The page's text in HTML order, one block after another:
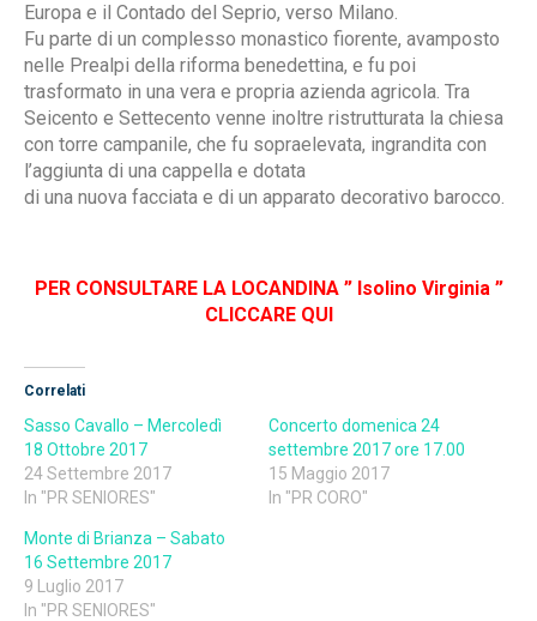
Europa e il Contado del Seprio, verso Milano.
Fu parte di un complesso monastico fiorente, avamposto
nelle Prealpi della riforma benedettina, e fu poi
trasformato in una vera e propria azienda agricola. Tra
Seicento e Settecento venne inoltre ristrutturata la chiesa
con torre campanile, che fu sopraelevata, ingrandita con
l’aggiunta di una cappella e dotata
di una nuova facciata e di un apparato decorativo barocco.
PER CONSULTARE LA LOCANDINA ” Isolino Virginia ”
CLICCARE QUI
Correlati
Sasso Cavallo – Mercoledì
18 Ottobre 2017
24 Settembre 2017
In "PR SENIORES"
Concerto domenica 24
settembre 2017 ore 17.00
15 Maggio 2017
In "PR CORO"
Monte di Brianza – Sabato
16 Settembre 2017
9 Luglio 2017
In "PR SENIORES"